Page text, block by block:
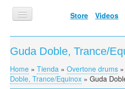
Store Videos
INICIO
TIPOS DE GUDA
DISEÑOS
Guda Doble, Trance/
You are here
Home » Tienda » Overtone drums »
Doble, Trance/Equinox » Guda